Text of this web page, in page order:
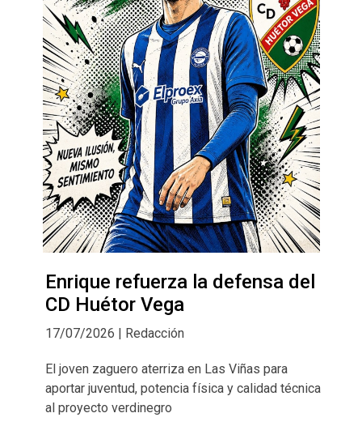
Enrique refuerza la defensa del
CD Huétor Vega
17/07/2026 | Redacción
El joven zaguero aterriza en Las Viñas para
aportar juventud, potencia física y calidad técnica
al proyecto verdinegro